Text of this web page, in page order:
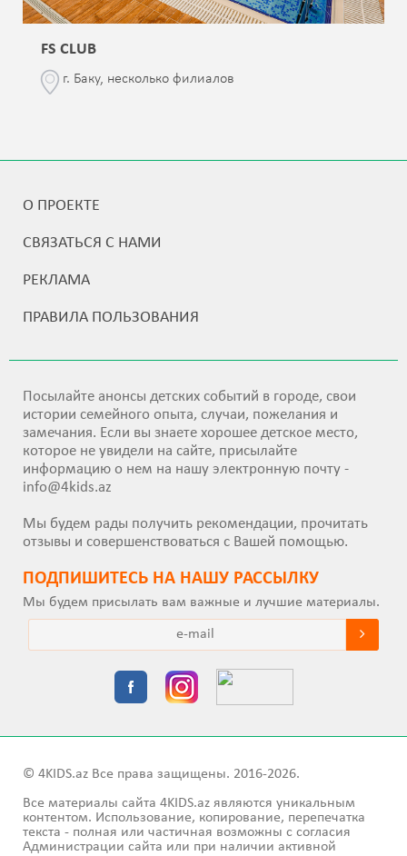
FS CLUB
г. Баку, несколько филиалов
О ПРОЕКТЕ
СВЯЗАТЬСЯ С НАМИ
РЕКЛАМА
ПРАВИЛА ПОЛЬЗОВАНИЯ
Посылайте анонсы детских событий в городе, свои
истории семейного опыта, случаи, пожелания и
замечания. Если вы знаете хорошее детское место,
которое не увидели на сайте, присылайте
информацию о нем на нашу электронную почту -
info@4kids.az
Мы будем рады получить рекомендации, прочитать
отзывы и совершенствоваться с Вашей помощью.
ПОДПИШИТEСЬ НА НАШУ РАССЫЛКУ
Мы будем присылать вам важные и лучшие материалы.
© 4KIDS.az Все права защищены. 2016-2026.
Все материалы сайта 4KIDS.az являются уникальным
контентом. Использование, копирование, перепечатка
текста - полная или частичная возможны с согласия
Администрации сайта или при наличии активной